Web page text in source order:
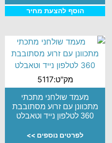
הוסף להצעת מחיר
מק"ט:5117
מעמד שולחני מתכתי
מתכוונן עם זרוע מסתובבת
360 לטלפון נייד וטאבלט
לפרטים נוספים >>